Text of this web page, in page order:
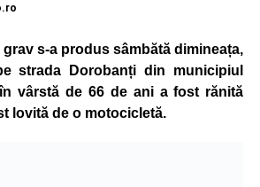
ne ca sursă preferată
ne pe Google News
Sebeș
s-a produs sâmbătă dimineața,
strada Dorobanți din municipiul
vârstă de 66 de ani a fost rănită
lovită de o motocicletă.